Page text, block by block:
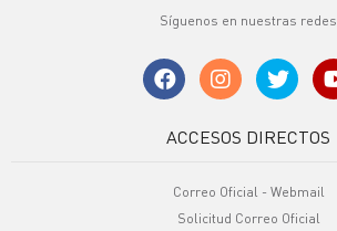
Síguenos en nuestras redes
ACCESOS DIRECTOS
Correo Oficial - Webmail
Solicitud Correo Oficial